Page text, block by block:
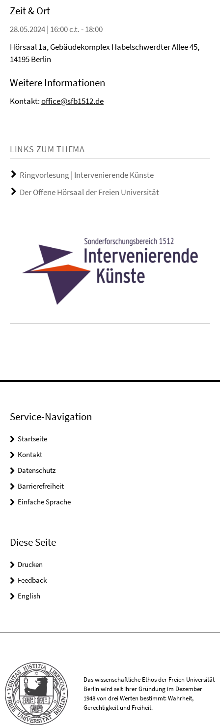
Zeit & Ort
28.05.2024 | 16:00 c.t. - 18:00
Hörsaal 1a, Gebäudekomplex Habelschwerdter Allee 45,
14195 Berlin
Weitere Informationen
Kontakt:office@sfb1512.de
LINKS ZUM THEMA
Ringvorlesung | Intervenierende Künste
Der Offene Hörsaal der Freien Universität
Service-Navigation
Startseite
Kontakt
Datenschutz
Barrierefreiheit
Einfache Sprache
Diese Seite
Drucken
Feedback
English
Das wissenschaftliche Ethos der Freien Universität
Berlin wird seit ihrer Gründung im Dezember
1948 von drei Werten bestimmt: Wahrheit,
Gerechtigkeit und Freiheit.